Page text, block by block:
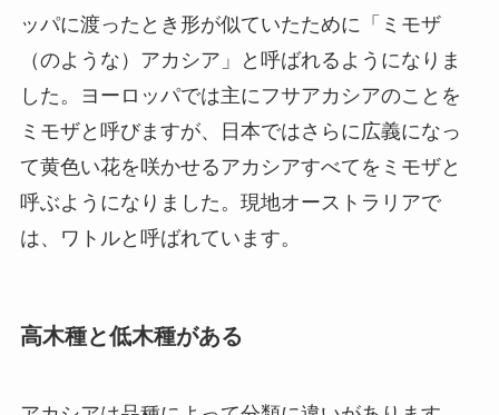
ッパに渡ったとき形が似ていたために「ミモザ
（のような）アカシア」と呼ばれるようになりま
した。ヨーロッパでは主にフサアカシアのことを
ミモザと呼びますが、日本ではさらに広義になっ
て黄色い花を咲かせるアカシアすべてをミモザと
呼ぶようになりました。現地オーストラリアで
は、ワトルと呼ばれています。
高木種と低木種がある